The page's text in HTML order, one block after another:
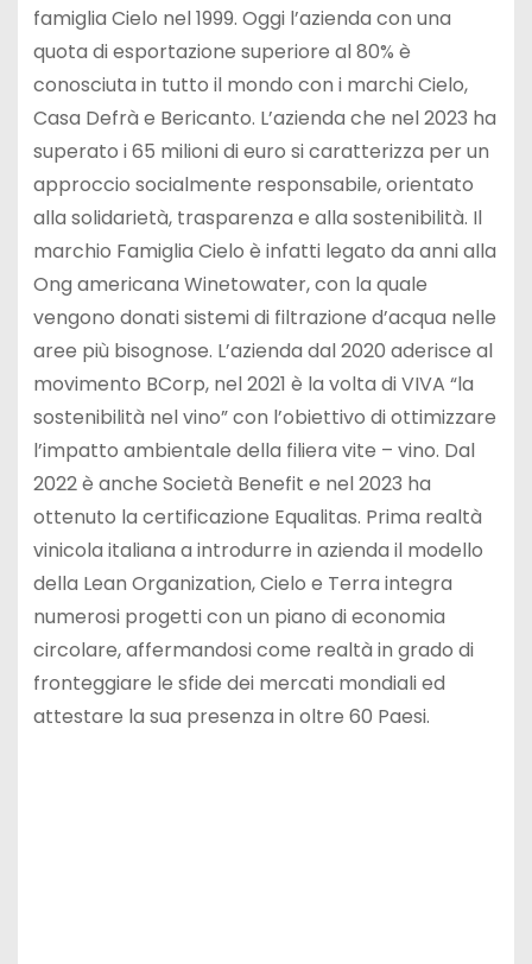
famiglia Cielo nel 1999. Oggi l’azienda con una
quota di esportazione superiore al 80% è
conosciuta in tutto il mondo con i marchi Cielo,
Casa Defrà e Bericanto. L’azienda che nel 2023 ha
superato i 65 milioni di euro si caratterizza per un
approccio socialmente responsabile, orientato
alla solidarietà, trasparenza e alla sostenibilità. Il
marchio Famiglia Cielo è infatti legato da anni alla
Ong americana Winetowater, con la quale
vengono donati sistemi di filtrazione d’acqua nelle
aree più bisognose. L’azienda dal 2020 aderisce al
movimento BCorp, nel 2021 è la volta di VIVA “la
sostenibilità nel vino” con l’obiettivo di ottimizzare
l’impatto ambientale della filiera vite – vino. Dal
2022 è anche Società Benefit e nel 2023 ha
ottenuto la certificazione Equalitas. Prima realtà
vinicola italiana a introdurre in azienda il modello
della Lean Organization, Cielo e Terra integra
numerosi progetti con un piano di economia
circolare, affermandosi come realtà in grado di
fronteggiare le sfide dei mercati mondiali ed
attestare la sua presenza in oltre 60 Paesi.